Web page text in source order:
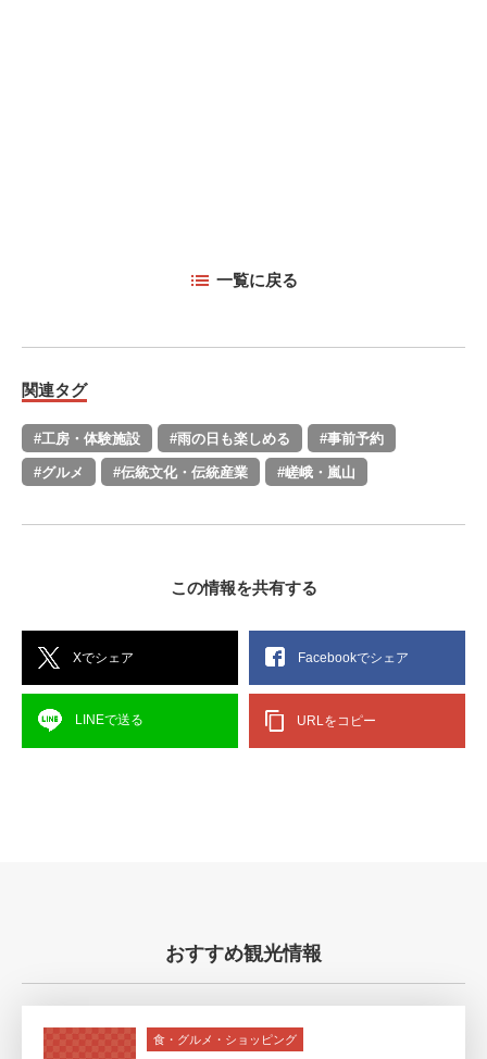
一覧に戻る
関連タグ
#工房・体験施設 #雨の日も楽しめる #事前予約
#グルメ #伝統文化・伝統産業 #嵯峨・嵐山
この情報を共有する
Xでシェア Facebookでシェア
LINEで送る URLをコピー
おすすめ観光情報
食・グルメ・ショッピング